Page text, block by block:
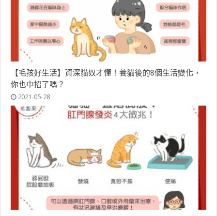
【毛孩好生活】資深貓奴才懂！養貓後的8個生活變化，
你也中招了嗎？
2021-05-28